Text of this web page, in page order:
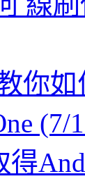
你如
(7/
得